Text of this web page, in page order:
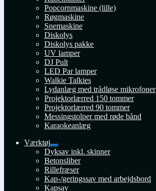
Popcornmaskine (lille)
Røgmaskine
Snemaskine
Diskolys
Diskolys pakke
UV lamper
DJ Pult
LED Par lamper
Walkie Talkies
Lydanlæg med trådløse mikrofoner
Projektorlærred 150 tommer
Projektorlærred 90 tommer
Messingstolper med røde bånd
Karaokeanlæg
Værktøj
Udfold
undermenu
Dyksav inkl. skinner
Betonsliber
Rillefræser
Kap-/geringssav med arbejdsbord
Kapsav